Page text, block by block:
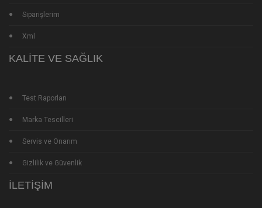
Siparişlerim
Xml
KALITE VE SAĞLIK
Test Raporları
Marka Tescilleri
Servis ve Onarım
Gizlilik ve Güvenlik
İLETIŞIM